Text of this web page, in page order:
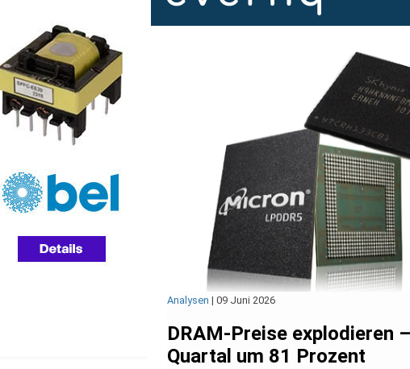
Analysen | 09 Juni 2026
DRAM-Preise explodieren
Quartal um 81 Prozent